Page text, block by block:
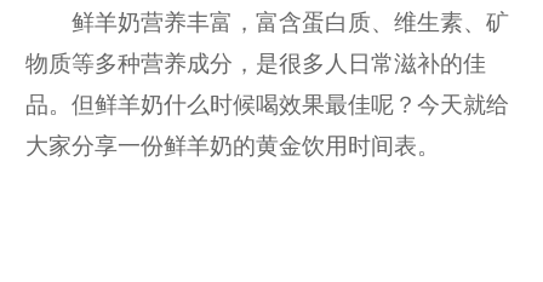
鲜羊奶营养丰富，富含蛋白质、维生素、矿
物质等多种营养成分，是很多人日常滋补的佳
品。但鲜羊奶什么时候喝效果最佳呢？今天就给
大家分享一份鲜羊奶的黄金饮用时间表。